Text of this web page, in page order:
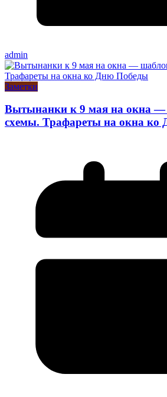
admin
Заметки
Вытынанки к 9 мая на окна
схемы. Трафареты на окна